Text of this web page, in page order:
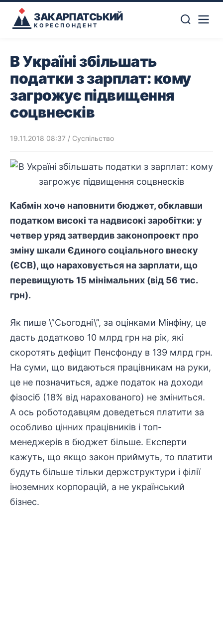
ЗАКАРПАТСЬКИЙ
КОРЕСПОНДЕНТ
В Україні збільшать
податки з зарплат: кому
загрожує підвищення
соцвнесків
19.11.2018 08:37 / Суспільство
Кабмін хоче наповнити бюджет, обклавши
податком високі та надвисокі заробітки: у
четвер уряд затвердив законопроект про
зміну шкали Єдиного соціального внеску
(ЄСВ), що нараховується на зарплати, що
перевищують 15 мінімальних (від 56 тис.
грн).
Як пише \”Сьогодні\”, за оцінками Мінфіну, це
дасть додатково 10 млрд грн на рік, які
скоротять дефіцит Пенсфонду в 139 млрд грн.
На суми, що видаються працівникам на руки,
це не позначиться, адже податок на доходи
фізосіб (18% від нарахованого) не зміниться.
А ось роботодавцям доведеться платити за
особливо цінних працівників і топ-
менеджерів в бюджет більше. Експерти
кажуть, що якщо закон приймуть, то платити
будуть більше тільки держструктури і філії
іноземних корпорацій, а не український
бізнес.